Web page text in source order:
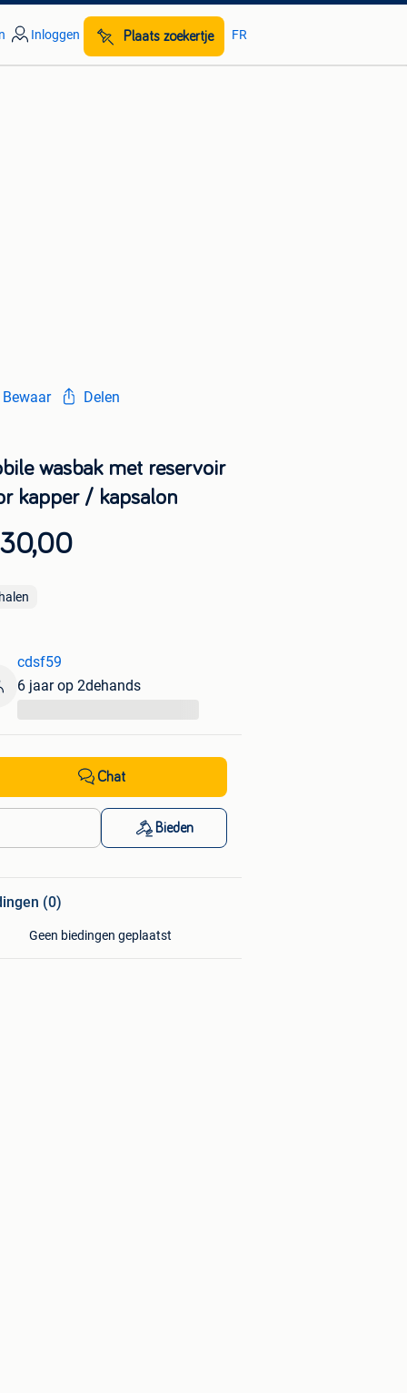
Inloggen Plaats zoekertje FR
Bewaar Delen
wasbak met reservoir
kapper / kapsalon
cdsf59
6 jaar op 2dehands
Chat
Bieden
(0)
Geen biedingen geplaatst